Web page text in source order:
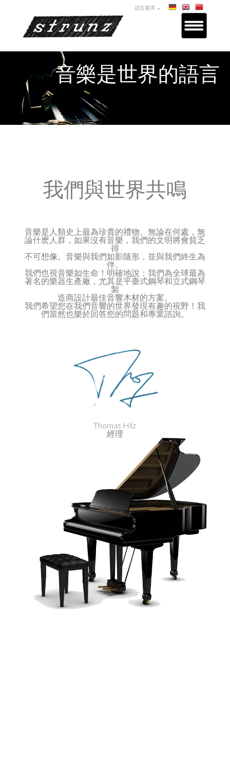
語言選擇 →
音樂是世界的語言
我們與世界共鳴
音樂是人類史上最為珍貴的禮物。無論在何處，無
論什麽人群，如果沒有音樂，我們的文明將會貧乏
得
不可想像。音樂與我們如影隨形，並與我們終生為
伴。
我們也視音樂如生命！明確地說：我們為全球最為
著名的樂器生產廠，尤其是平臺式鋼琴和立式鋼琴
製
造商設計最佳音響木材的方案。
我們希望您在我們音響的世界發現有趣的視野！我
們當然也樂於回答您的問題和專業諮詢。
Thomas Hilz
經理